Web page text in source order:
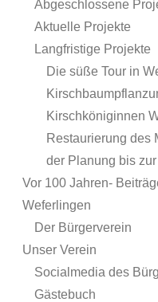
Abgeschlossene
Aktuelle Projekte
Langfristige Projekte
Die süße Tour in
Kirschköniginnen
Restaurierung des
der Planung bis
Vor 100 Jahren-
Weferlingen
Der Bürgerverein
Unser Verein
Socialmedia des
Gästebuch